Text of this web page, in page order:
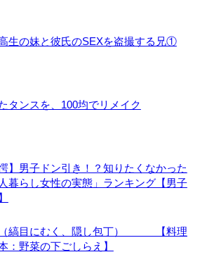
生の妹と彼氏のSEXを盗撮する兄①
タンスを、100均でリメイク
愕】男子ドン引き！？知りたくなかった
人暮らし女性の実態」ランキング【男子
縞目にむく、隠し包丁） 【料理
：野菜の下ごしらえ】